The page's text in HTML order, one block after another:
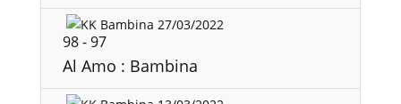
27/03/2022
98-97
Al Amo : Bambina